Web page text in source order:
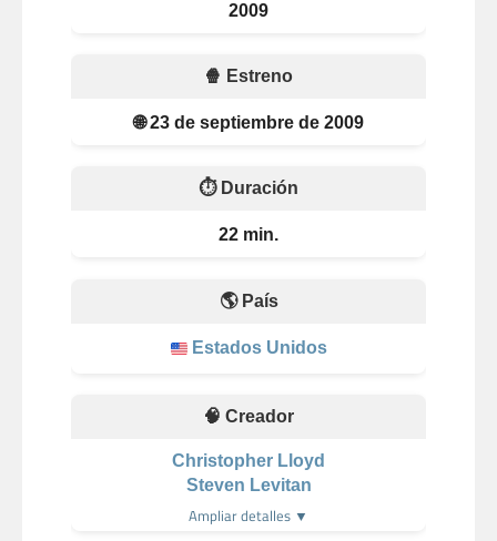
2009
🍿 Estreno
🌐 23 de septiembre de 2009
⏱️ Duración
22 min.
🌎 País
Estados Unidos
🧠 Creador
Christopher Lloyd
Steven Levitan
Ampliar detalles ▼